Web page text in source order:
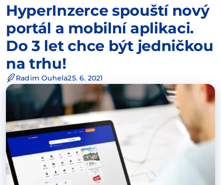
HyperInzerce spouští nový
portál a mobilní aplikaci.
Do 3 let chce být jedničkou
na trhu!
Radim Ouhela25. 6. 2021